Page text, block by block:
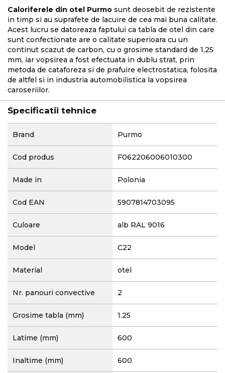
Caloriferele din otel Purmo sunt deosebit de rezistente
in timp si au suprafete de lacuire de cea mai buna calitate.
Acest lucru se datoreaza faptului ca tabla de otel din care
sunt confectionate are o calitate superioara cu un
continut scazut de carbon, cu o grosime standard de 1,25
mm, iar vopsirea a fost efectuata in dublu strat, prin
metoda de cataforeza si de prafuire electrostatica, folosita
de altfel si in industria automobilistica la vopsirea
caroseriilor.
Specificatii tehnice
Brand Purmo
Cod produs F062206006010300
Made in Polonia
Cod EAN 5907814703095
Culoare alb RAL 9016
Model C22
Material otel
Nr. panouri convective 2
Grosime tabla (mm) 1.25
Latime (mm) 600
Inaltime (mm) 600